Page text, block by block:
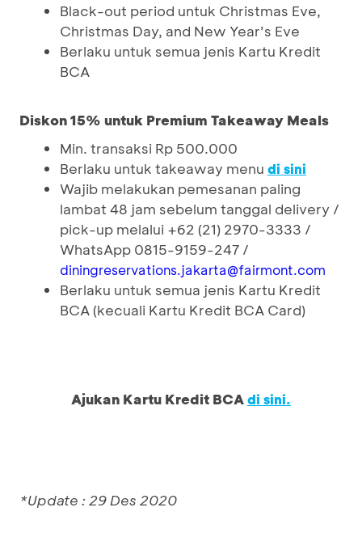
Black-out period untuk Christmas Eve,
Christmas Day, and New Year’s Eve
Berlaku untuk semua jenis Kartu Kredit
BCA
Diskon 15% untuk Premium Takeaway Meals
Min. transaksi Rp 500.000
Berlaku untuk takeaway menu di sini
Wajib melakukan pemesanan paling
lambat 48 jam sebelum tanggal delivery /
pick-up melalui +62 (21) 2970-3333 /
WhatsApp 0815-9159-247 /
diningreservations.jakarta@fairmont.com
Berlaku untuk semua jenis Kartu Kredit
BCA (kecuali Kartu Kredit BCA Card)
Ajukan Kartu Kredit BCAdi sini.
*Update : 29 Des 2020